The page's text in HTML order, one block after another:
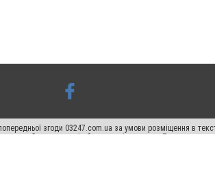
згоди 03247.com.ua за умови розміщення в
абзацу в тексті або в якості джерела. Порушення